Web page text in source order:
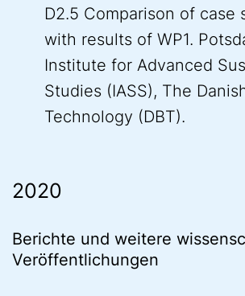
D2.5 Comparison of case
with results of WP1.
Institute for Advanced
Studies (IASS), The
Technology (DBT).
2020
Berichte und weitere
Veröffentlichungen